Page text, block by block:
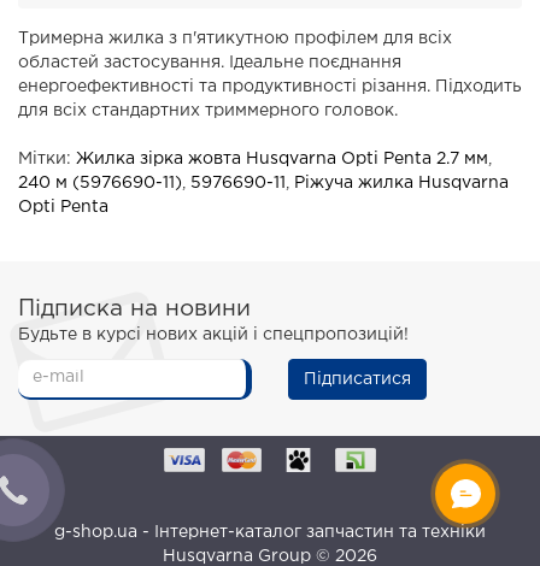
Тримерна жилка з п'ятикутною профілем для всіх
областей застосування. Ідеальне поєднання
енергоефективності та продуктивності різання. Підходить
для всіх стандартних триммерного головок.
Мітки: Жилка зірка жовта Husqvarna Opti Penta 2.7 мм
240 м (5976690-11)
5976690-11
Ріжуча жилка Husqvarna
Opti Penta
Підписка на новини
Будьте в курсі нових акцій і спецпропозицій!
Підписатися
g-shop.ua - Інтернет-каталог запчастин та техніки
Husqvarna Group © 2026